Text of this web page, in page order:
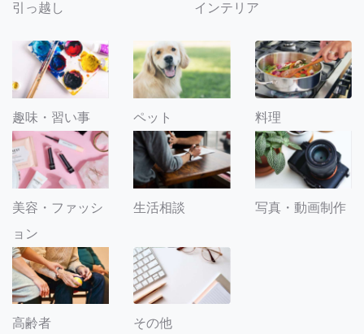
引っ越し インテリア
趣味・習い事 ペット 料理
美容・ファッシ
ョン
生活相談 写真・動画制作
高齢者 その他